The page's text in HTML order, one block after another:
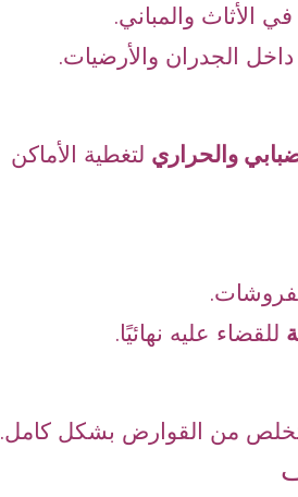
الأثاث والمباني.
داخل الجدران والأرضيات.
والحراري لتغطية الأماكن
للقضاء عليه نهائيًا.
من القوارض بشكل كامل.